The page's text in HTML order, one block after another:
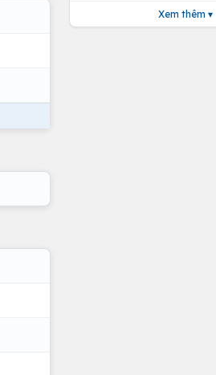
Xem thêm ▾